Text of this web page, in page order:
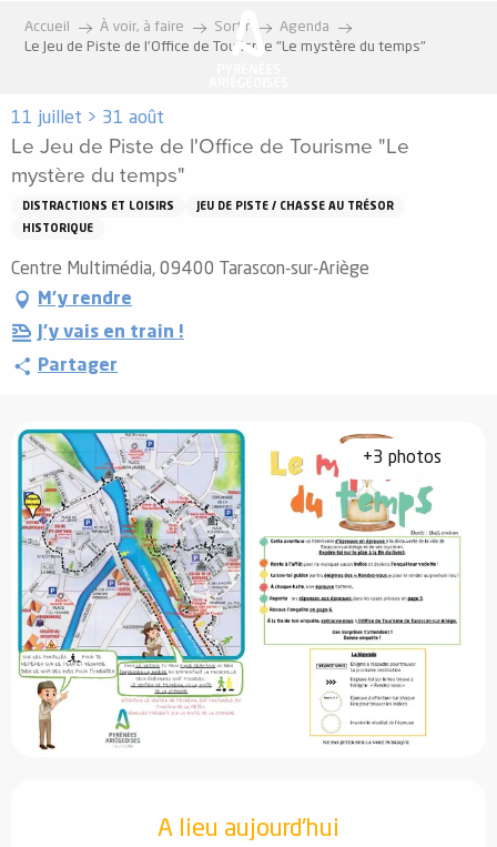
Accueil À voir, à faire Sortir
Agenda
Le Jeu de Piste de l'Office de Tourisme "Le mystère du temps"
11 juillet > 31 août
Le Jeu de Piste de l'Office de Tourisme "Le
mystère du temps"
DISTRACTIONS ET LOISIRS
JEU DE PISTE / CHASSE AU TRÉSOR
HISTORIQUE
Centre Multimédia, 09400 Tarascon-sur-Ariège
M'y rendre
J'y vais en train !
Partager
+3 photos
A lieu aujourd'hui